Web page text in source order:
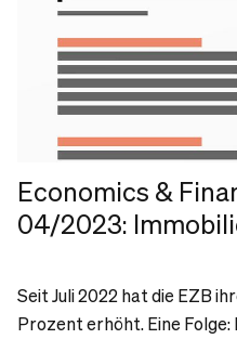
Economics &
04/2023:
Seit Juli 2022 hat die EZB
Prozent erhöht. Eine